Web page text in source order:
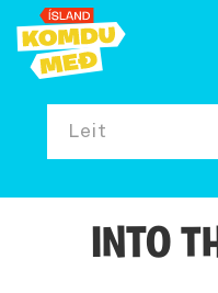
Leit
INTO